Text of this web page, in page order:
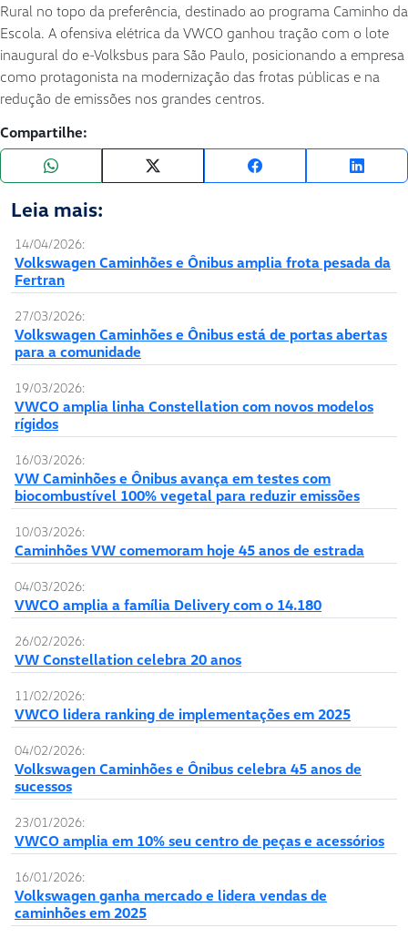
Rural no topo da preferência, destinado ao programa Caminho da
Escola. A ofensiva elétrica da VWCO ganhou tração com o lote
inaugural do e-Volksbus para São Paulo, posicionando a empresa
como protagonista na modernização das frotas públicas e na
redução de emissões nos grandes centros.
Compartilhe:
Leia mais:
14/04/2026:
Volkswagen Caminhões e Ônibus amplia frota pesada da
Fertran
27/03/2026:
Volkswagen Caminhões e Ônibus está de portas abertas
para a comunidade
19/03/2026:
VWCO amplia linha Constellation com novos modelos
rígidos
16/03/2026:
VW Caminhões e Ônibus avança em testes com
biocombustível 100% vegetal para reduzir emissões
10/03/2026:
Caminhões VW comemoram hoje 45 anos de estrada
04/03/2026:
VWCO amplia a família Delivery com o 14.180
26/02/2026:
VW Constellation celebra 20 anos
11/02/2026:
VWCO lidera ranking de implementações em 2025
04/02/2026:
Volkswagen Caminhões e Ônibus celebra 45 anos de
sucessos
23/01/2026:
VWCO amplia em 10% seu centro de peças e acessórios
16/01/2026:
Volkswagen ganha mercado e lidera vendas de
caminhões em 2025